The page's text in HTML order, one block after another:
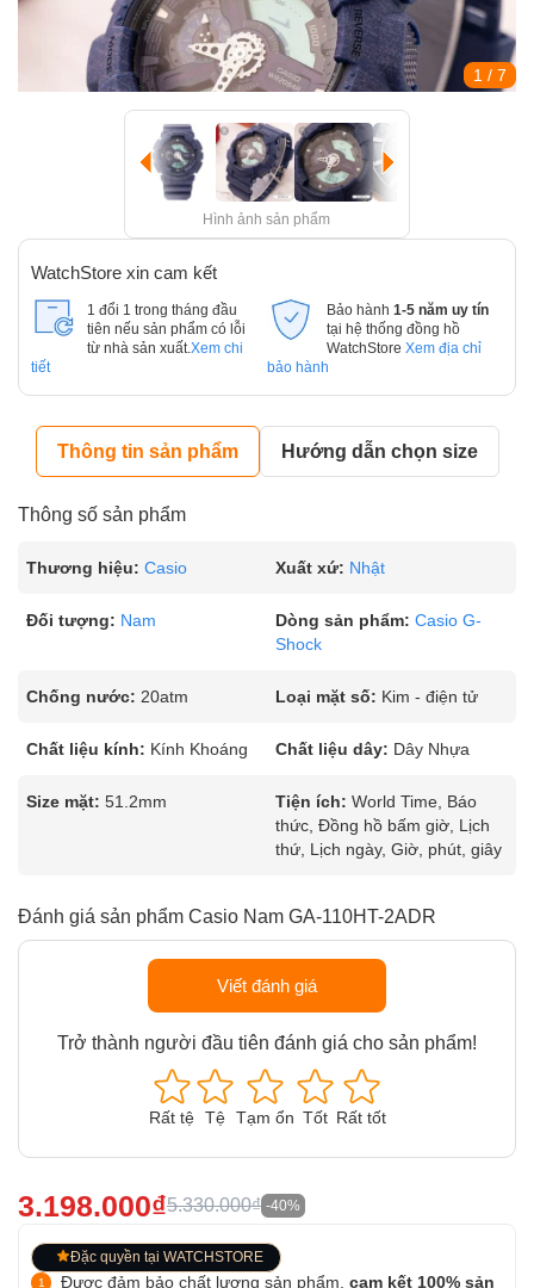
1 / 7
Hình ảnh sản phẩm
WatchStore xin cam kết
1 đổi 1 trong tháng đầu
tiên nếu sản phẩm có lỗi
từ nhà sản xuất. Xem chi
tiết
Bảo hành 1-5 năm uy tín
tại hệ thống đồng hồ
WatchStore Xem địa chỉ
bảo hành
Thông tin sản phẩm Hướng dẫn chọn size
Thông số sản phẩm
Thương hiệu: Casio Xuất xứ: Nhật
Đối tượng: Nam Dòng sản phẩm: Casio G-
Shock
Chống nước: 20atm Loại mặt số: Kim - điện tử
Chất liệu kính: Kính Khoáng Chất liệu dây: Dây Nhựa
Size mặt: 51.2mm Tiện ích: World Time, Báo
thức, Đồng hồ bấm giờ, Lịch
thứ, Lịch ngày, Giờ, phút, giây
Đánh giá sản phẩm Casio Nam GA-110HT-2ADR
Viết đánh giá
Trở thành người đầu tiên đánh giá cho sản phẩm!
Rất tệ Tệ Tạm ổn Tốt Rất tốt
3.198.000₫5.330.000₫ -40%
Đặc quyền tại WATCHSTORE
Được đảm bảo chất lượng sản phẩm, cam kết 100% sản